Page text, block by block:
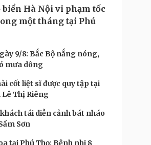
biển Hà Nội vi phạm tốc
một tháng tại Phú
9/8: Bắc Bộ nắng nóng,
mưa dông
cốt liệt sĩ được quy tập tại
Lê Thị Riêng
khách tái diễn cảnh bát nháo
Sơn
tại Phú Thọ: Bệnh nhi 8